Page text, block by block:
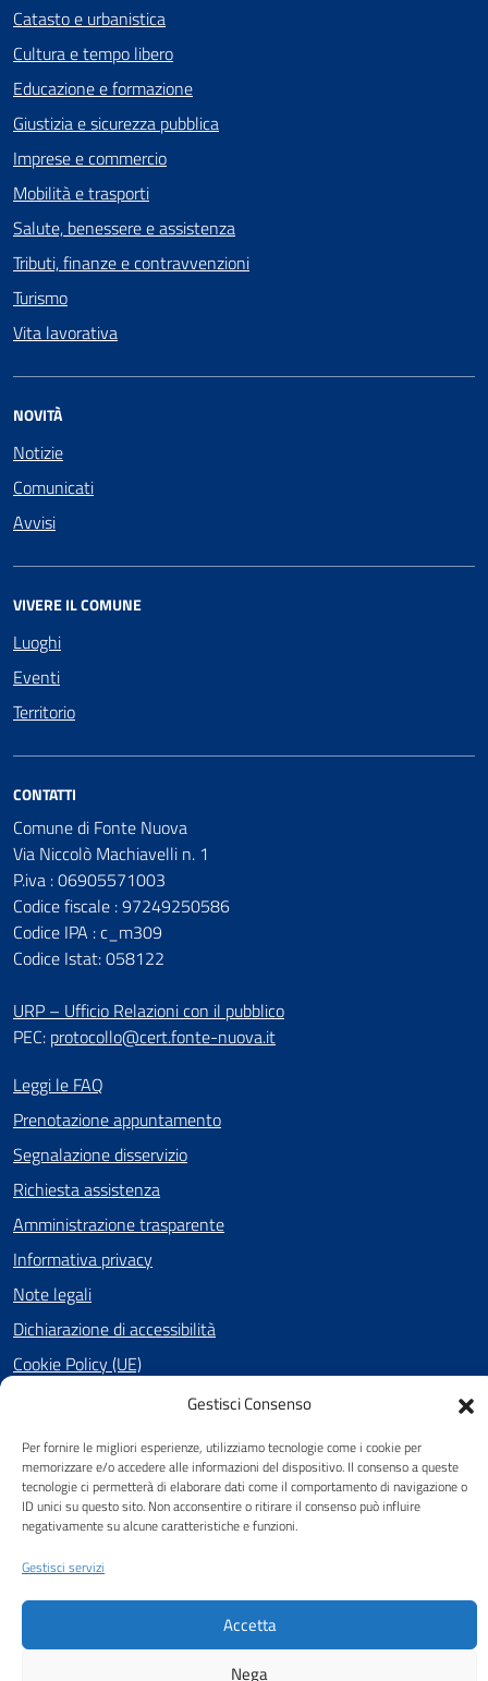
Gestisci Consenso
Per fornire le migliori esperienze, utilizziamo tecnologie come i cookie per
memorizzare e/o accedere alle informazioni del dispositivo. Il consenso a queste
tecnologie ci permetterà di elaborare dati come il comportamento di navigazione o
ID unici su questo sito. Non acconsentire o ritirare il consenso può influire
negativamente su alcune caratteristiche e funzioni.
Gestisci servizi
Accetta
Nega
Catasto e urbanistica
Cultura e tempo libero
Educazione e formazione
Giustizia e sicurezza pubblica
Imprese e commercio
Mobilità e trasporti
Salute, benessere e assistenza
Tributi, finanze e contravvenzioni
Turismo
Vita lavorativa
NOVITÀ
Notizie
Comunicati
Avvisi
VIVERE IL COMUNE
Luoghi
Eventi
Territorio
CONTATTI
Comune di Fonte Nuova
Via Niccolò Machiavelli n. 1
P.iva : 06905571003
Codice fiscale : 97249250586
Codice IPA : c_m309
Codice Istat: 058122
URP – Ufficio Relazioni con il pubblico
PEC: protocollo@cert.fonte-nuova.it
Leggi le FAQ
Prenotazione appuntamento
Segnalazione disservizio
Richiesta assistenza
Amministrazione trasparente
Informativa privacy
Note legali
Dichiarazione di accessibilità
Cookie Policy (UE)
SEGUICI SU
Facebook
Attuazione Misure PNRR
Piano di miglioramento del sito